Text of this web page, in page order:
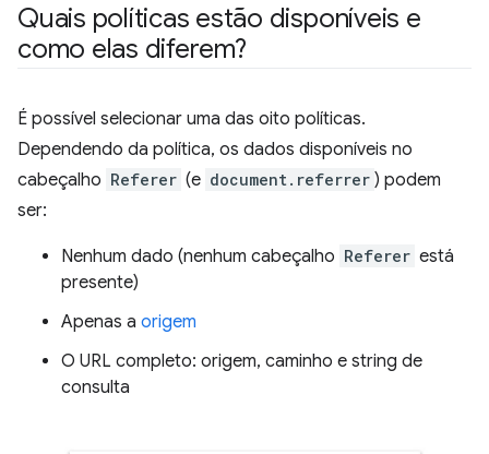
Quais políticas estão disponíveis e
como elas diferem?
É possível selecionar uma das oito políticas.
Dependendo da política, os dados disponíveis no
cabeçalho Referer (e document.referrer ) podem
ser:
Nenhum dado (nenhum cabeçalho Referer está
presente)
Apenas a origem
O URL completo: origem, caminho e string de
consulta